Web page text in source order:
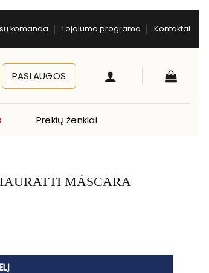
komanda Lojalumo programa Kontaktai
PASLAUGOS
Prekių ženklai
MÁSCARA
MÁSCARA REESTRUTURADORA, 300 ml